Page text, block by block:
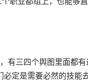
必定是需要必然的技能